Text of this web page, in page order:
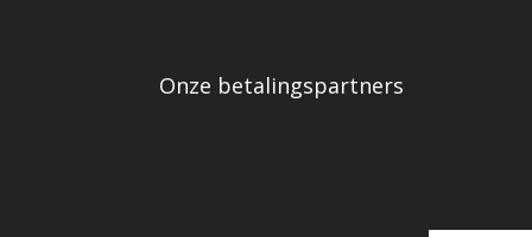
Onze betalingspartners